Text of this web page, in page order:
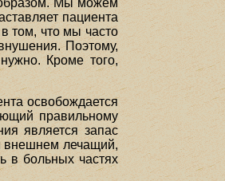
пациента
том, что мы часто
Поэтому,
Кроме того,
освобождается
правильному
является запас
внешнем лечащий,
в больных частях